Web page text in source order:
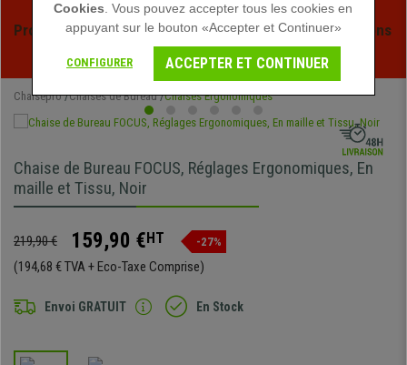
Profitez des soldes d'été chez Chaisepro ! Des réductions
exclusives pour une durée limitée - Voir l'offre
Chaisepro Chaises de Bureau Chaises Ergonomiques
Chaise de Bureau FOCUS, Réglages Ergonomiques, En
maille et Tissu, Noir
219,90 € 159,90 €HT -27%
(194,68 € TVA + Eco-Taxe Comprise)
Envoi GRATUIT En Stock
Cookies . Vous pouvez accepter tous les cookies en
appuyant sur le bouton «Accepter et Continuer»
CONFIGURER ACCEPTER ET CONTINUER